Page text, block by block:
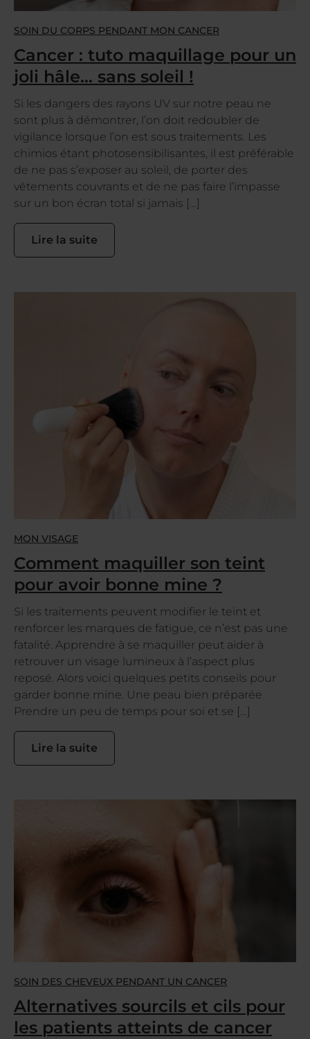
SOIN DU CORPS PENDANT MON CANCER
Cancer : tuto maquillage pour un
joli hâle… sans soleil !
Si les dangers des rayons UV sur notre peau ne
sont plus à démontrer, l’on doit redoubler de
vigilance lorsque l’on est sous traitements. Les
chimios étant photosensibilisantes, il est préférable
de ne pas s’exposer au soleil, de porter des
vêtements couvrants et de ne pas faire l’impasse
sur un bon écran total si jamais […]
Lire la suite
MON VISAGE
Comment maquiller son teint
pour avoir bonne mine ?
Si les traitements peuvent modifier le teint et
renforcer les marques de fatigue, ce n’est pas une
fatalité. Apprendre à se maquiller peut aider à
retrouver un visage lumineux à l’aspect plus
reposé. Alors voici quelques petits conseils pour
garder bonne mine. Une peau bien préparée
Prendre un peu de temps pour soi et se […]
Lire la suite
SOIN DES CHEVEUX PENDANT UN CANCER
Alternatives sourcils et cils pour
les patients atteints de cancer